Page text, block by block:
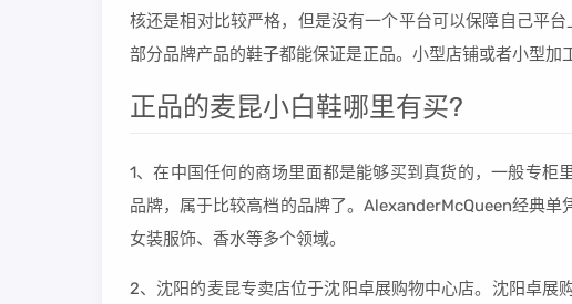
核还是相对比较严格，但是没有一个平台可以保障自己平
部分品牌产品的鞋子都能保证是正品。小型店铺或者小型加
正品的麦昆小白鞋哪里有买?
1、在中国任何的商场里面都是能够买到真货的，一般专
品牌，属于比较高档的品牌了。AlexanderMcQueen经典
女装服饰、香水等多个领域。
2、沈阳的麦昆专卖店位于沈阳卓展购物中心店。沈阳卓展